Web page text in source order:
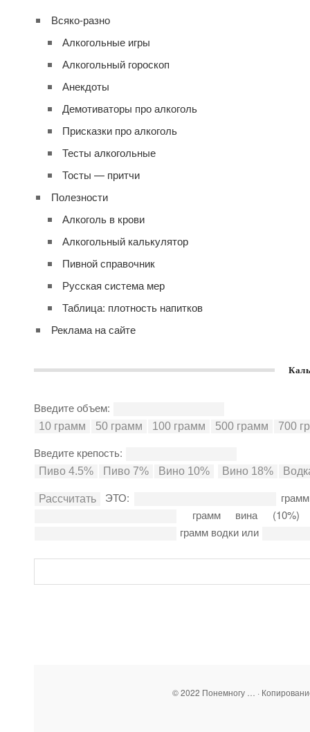
Всяко-разно
Алкогольные игры
Алкогольный гороскоп
Анекдоты
Демотиваторы про алкоголь
Присказки про алкоголь
Тесты алкогольные
Тосты — притчи
Полезности
Алкоголь в крови
Алкогольный калькулятор
Пивной справочник
Русская система мер
Таблица: плотность напитков
Реклама на сайте
Введите объем:
Введите крепость:
ЭТО:
грамм вина
грамм водки или
© 2022 Понемногу … ·